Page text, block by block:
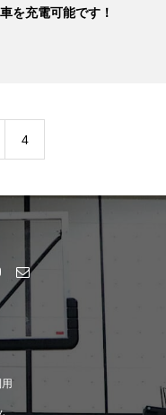
を充電可能です！
4